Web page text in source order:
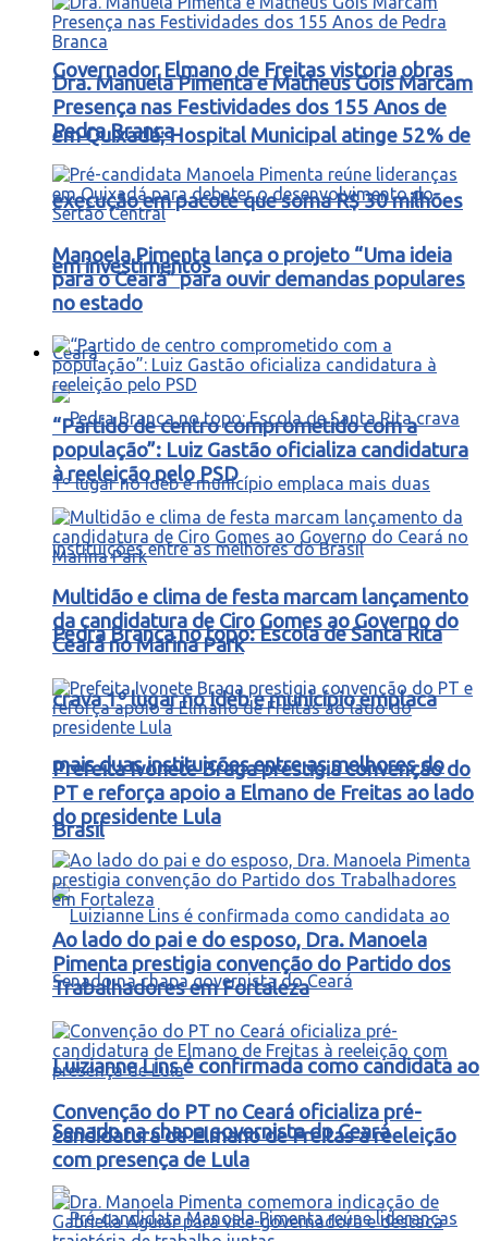
Governador Elmano de Freitas vistoria obras
em Quixadá; Hospital Municipal atinge 52% de
execução em pacote que soma R$ 30 milhões
em investimentos
Ceará
Pedra Branca no topo: Escola de Santa Rita
crava 1º lugar no Ideb e município emplaca
mais duas instituições entre as melhores do
Brasil
Luizianne Lins é confirmada como candidata ao
Senado na chapa governista do Ceará
Dra. Manuela Pimenta e Matheus Gois Marcam
Presença nas Festividades dos 155 Anos de
Pedra Branca
Manoela Pimenta lança o projeto “Uma ideia
para o Ceará” para ouvir demandas populares
no estado
“Partido de centro comprometido com a
população”: Luiz Gastão oficializa candidatura
à reeleição pelo PSD
Multidão e clima de festa marcam lançamento
da candidatura de Ciro Gomes ao Governo do
Ceará no Marina Park
Prefeita Ivonete Braga prestigia convenção do
PT e reforça apoio a Elmano de Freitas ao lado
do presidente Lula
Ao lado do pai e do esposo, Dra. Manoela
Pimenta prestigia convenção do Partido dos
Trabalhadores em Fortaleza
Convenção do PT no Ceará oficializa pré-
candidatura de Elmano de Freitas à reeleição
com presença de Lula